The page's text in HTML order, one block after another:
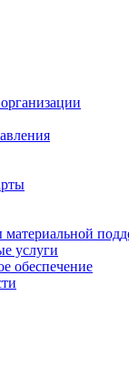
услуги
обеспечение